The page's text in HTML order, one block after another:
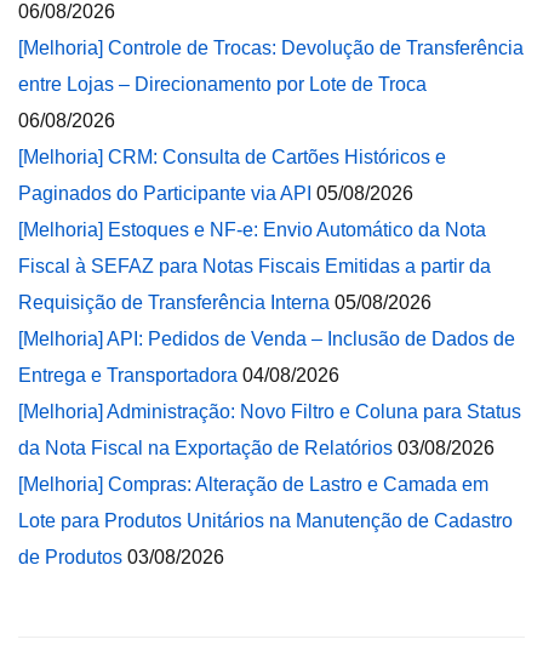
06/08/2026
[Melhoria] Controle de Trocas: Devolução de Transferência
entre Lojas – Direcionamento por Lote de Troca
06/08/2026
[Melhoria] CRM: Consulta de Cartões Históricos e
Paginados do Participante via API 05/08/2026
[Melhoria] Estoques e NF-e: Envio Automático da Nota
Fiscal à SEFAZ para Notas Fiscais Emitidas a partir da
Requisição de Transferência Interna 05/08/2026
[Melhoria] API: Pedidos de Venda – Inclusão de Dados de
Entrega e Transportadora 04/08/2026
[Melhoria] Administração: Novo Filtro e Coluna para Status
da Nota Fiscal na Exportação de Relatórios 03/08/2026
[Melhoria] Compras: Alteração de Lastro e Camada em
Lote para Produtos Unitários na Manutenção de Cadastro
de Produtos 03/08/2026